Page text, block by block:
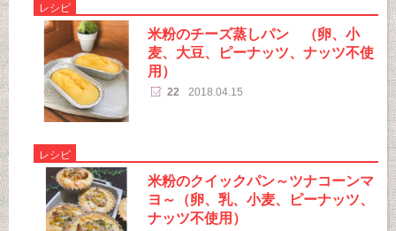
レシピ
米粉のチーズ蒸しパン （卵、小
麦、大豆、ピーナッツ、ナッツ不使
用）
22 2018.04.15
レシピ
米粉のクイックパン～ツナコーンマ
ヨ～（卵、乳、小麦、ピーナッツ、
ナッツ不使用）